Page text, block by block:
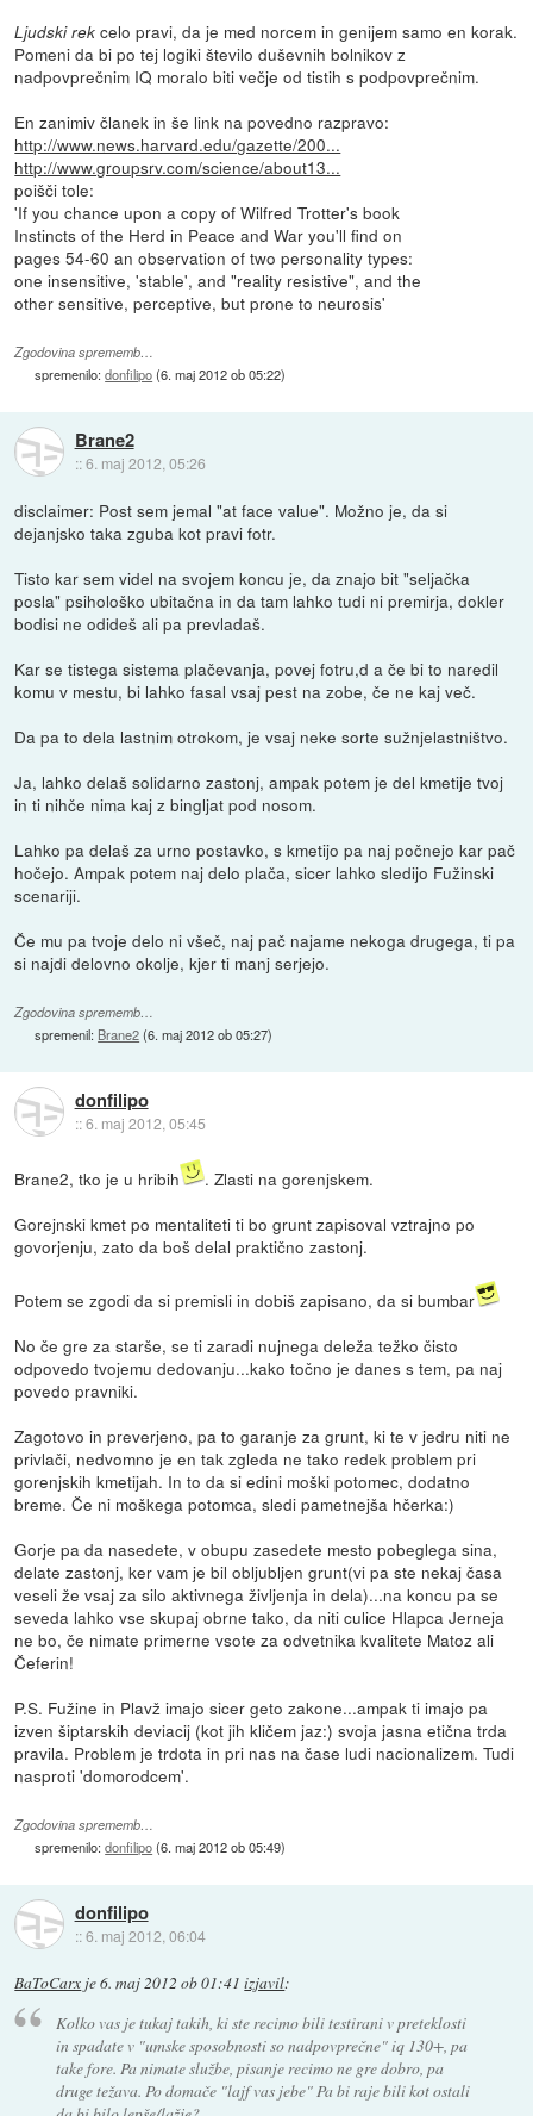
Ljudski rek celo pravi, da je med norcem in genijem samo en korak.
Pomeni da bi po tej logiki število duševnih bolnikov z
nadpovprečnim IQ moralo biti večje od tistih s podpovprečnim.
En zanimiv članek in še link na povedno razpravo:
http://www.news.harvard.edu/gazette/200...
http://www.groupsrv.com/science/about13...
poišči tole:
'If you chance upon a copy of Wilfred Trotter's book
Instincts of the Herd in Peace and War you'll find on
pages 54-60 an observation of two personality types:
one insensitive, 'stable', and "reality resistive", and the
other sensitive, perceptive, but prone to neurosis'
Zgodovina sprememb…
spremenilo:donfilipo(6. maj 2012 ob 05:22)
Brane2
::6. maj 2012, 05:26
disclaimer: Post sem jemal "at face value". Možno je, da si
dejanjsko taka zguba kot pravi fotr.
Tisto kar sem videl na svojem koncu je, da znajo bit "seljačka
posla" psihološko ubitačna in da tam lahko tudi ni premirja, dokler
bodisi ne odideš ali pa prevladaš.
Kar se tistega sistema plačevanja, povej fotru,d a če bi to naredil
komu v mestu, bi lahko fasal vsaj pest na zobe, če ne kaj več.
Da pa to dela lastnim otrokom, je vsaj neke sorte sužnjelastništvo.
Ja, lahko delaš solidarno zastonj, ampak potem je del kmetije tvoj
in ti nihče nima kaj z bingljat pod nosom.
Lahko pa delaš za urno postavko, s kmetijo pa naj počnejo kar pač
hočejo. Ampak potem naj delo plača, sicer lahko sledijo Fužinski
scenariji.
Če mu pa tvoje delo ni všeč, naj pač najame nekoga drugega, ti pa
si najdi delovno okolje, kjer ti manj serjejo.
Zgodovina sprememb…
spremenil: Brane2(6. maj 2012 ob 05:27)
donfilipo
::6. maj 2012, 05:45
Brane2, tko je u hribih
. Zlasti na gorenjskem.
Gorejnski kmet po mentaliteti ti bo grunt zapisoval vztrajno po
govorjenju, zato da boš delal praktično zastonj.
Potem se zgodi da si premisli in dobiš zapisano, da si bumbar
No če gre za starše, se ti zaradi nujnega deleža težko čisto
odpovedo tvojemu dedovanju...kako točno je danes s tem, pa naj
povedo pravniki.
Zagotovo in preverjeno, pa to garanje za grunt, ki te v jedru niti ne
privlači, nedvomno je en tak zgleda ne tako redek problem pri
gorenjskih kmetijah. In to da si edini moški potomec, dodatno
breme. Če ni moškega potomca, sledi pametnejša hčerka:)
Gorje pa da nasedete, v obupu zasedete mesto pobeglega sina,
delate zastonj, ker vam je bil obljubljen grunt(vi pa ste nekaj časa
veseli že vsaj za silo aktivnega življenja in dela)...na koncu pa se
seveda lahko vse skupaj obrne tako, da niti culice Hlapca Jerneja
ne bo, če nimate primerne vsote za odvetnika kvalitete Matoz ali
Čeferin!
P.S. Fužine in Plavž imajo sicer geto zakone...ampak ti imajo pa
izven šiptarskih deviacij (kot jih kličem jaz:) svoja jasna etična trda
pravila. Problem je trdota in pri nas na čase ludi nacionalizem. Tudi
nasproti 'domorodcem'.
Zgodovina sprememb…
spremenilo:donfilipo(6. maj 2012 ob 05:49)
donfilipo
::6. maj 2012, 06:04
BaToCarx je6. maj 2012 ob 01:41 izjavil:
Kolko vas je tukaj takih, ki ste recimo bili testirani v preteklosti
in spadate v "umske sposobnosti so nadpovprečne" iq 130+, pa
take fore. Pa nimate službe, pisanje recimo ne gre dobro, pa
druge težava. Po domače "lajf vas jebe" Pa bi raje bili kot ostali